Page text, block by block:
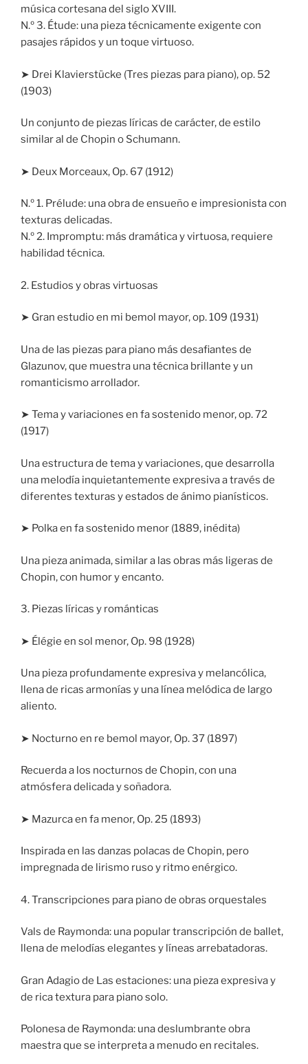
música cortesana del siglo XVIII.
N.º 3. Étude: una pieza técnicamente exigente con
pasajes rápidos y un toque virtuoso.
➤ Drei Klavierstücke (Tres piezas para piano), op. 52
(1903)
Un conjunto de piezas líricas de carácter, de estilo
similar al de Chopin o Schumann.
➤ Deux Morceaux, Op. 67 (1912)
N.º 1. Prélude: una obra de ensueño e impresionista con
texturas delicadas.
N.º 2. Impromptu: más dramática y virtuosa, requiere
habilidad técnica.
2. Estudios y obras virtuosas
➤ Gran estudio en mi bemol mayor, op. 109 (1931)
Una de las piezas para piano más desafiantes de
Glazunov, que muestra una técnica brillante y un
romanticismo arrollador.
➤ Tema y variaciones en fa sostenido menor, op. 72
(1917)
Una estructura de tema y variaciones, que desarrolla
una melodía inquietantemente expresiva a través de
diferentes texturas y estados de ánimo pianísticos.
➤ Polka en fa sostenido menor (1889, inédita)
Una pieza animada, similar a las obras más ligeras de
Chopin, con humor y encanto.
3. Piezas líricas y románticas
➤ Élégie en sol menor, Op. 98 (1928)
Una pieza profundamente expresiva y melancólica,
llena de ricas armonías y una línea melódica de largo
aliento.
➤ Nocturno en re bemol mayor, Op. 37 (1897)
Recuerda a los nocturnos de Chopin, con una
atmósfera delicada y soñadora.
➤ Mazurca en fa menor, Op. 25 (1893)
Inspirada en las danzas polacas de Chopin, pero
impregnada de lirismo ruso y ritmo enérgico.
4. Transcripciones para piano de obras orquestales
Vals de Raymonda: una popular transcripción de ballet,
llena de melodías elegantes y líneas arrebatadoras.
Gran Adagio de Las estaciones: una pieza expresiva y
de rica textura para piano solo.
Polonesa de Raymonda: una deslumbrante obra
maestra que se interpreta a menudo en recitales.